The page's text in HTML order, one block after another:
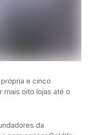
e cinco
mais oito lojas até o
da